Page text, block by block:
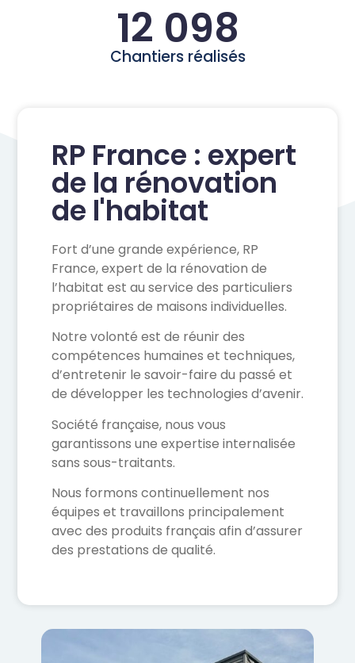
Chantiers réalisés
12 098
RP France : expert
de la rénovation
de l'habitat
Fort d’une grande expérience, RP
France, expert de la rénovation de
l’habitat est au service des particuliers
propriétaires de maisons individuelles.
Notre volonté est de réunir des
compétences humaines et techniques,
d’entretenir le savoir-faire du passé et
de développer les technologies d’avenir.
Société française, nous vous
garantissons une expertise internalisée
sans sous-traitants.
Nous formons continuellement nos
équipes et travaillons principalement
avec des produits français afin d’assurer
des prestations de qualité.